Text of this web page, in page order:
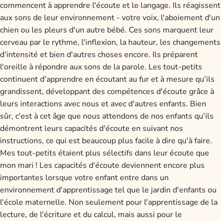
commencent à apprendre l'écoute et le langage. Ils réagissent
aux sons de leur environnement - votre voix, l'aboiement d'un
chien ou les pleurs d'un autre bébé. Ces sons marquent leur
cerveau par le rythme, l'inflexion, la hauteur, les changements
d'intensité et bien d'autres choses encore. Ils préparent
l'oreille à répondre aux sons de la parole. Les tout-petits
continuent d'apprendre en écoutant au fur et à mesure qu'ils
grandissent, développant des compétences d'écoute grâce à
leurs interactions avec nous et avec d'autres enfants. Bien
sûr, c'est à cet âge que nous attendons de nos enfants qu'ils
démontrent leurs capacités d'écoute en suivant nos
instructions, ce qui est beaucoup plus facile à dire qu'à faire.
Mes tout-petits étaient plus sélectifs dans leur écoute que
mon mari ! Les capacités d'écoute deviennent encore plus
importantes lorsque votre enfant entre dans un
environnement d'apprentissage tel que le jardin d'enfants ou
l'école maternelle. Non seulement pour l'apprentissage de la
lecture, de l'écriture et du calcul, mais aussi pour le